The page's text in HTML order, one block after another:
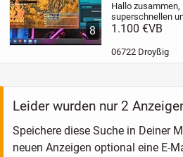
8
Hallo
superschnellen
Laptop. Er ist
Preis liegt bei
1.100 €VB
06722 Droyßig
Leider wurden nur 2
Speichere diese Suche in Deiner
neuen Anzeigen optional eine E-